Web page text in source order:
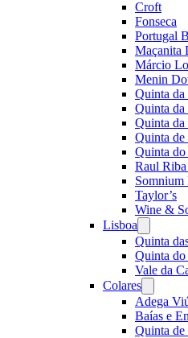
Croft
Fonseca
Portugal
Maçanita
Márcio
Menin
Quinta da
Quinta da
Quinta da
Quinta de
Quinta
Raul
Somnium
Taylor’s
Wine &
Lisboa
menu
Quinta
Quinta
Vale da
Colares
menu
Adega
Baías e
Quinta